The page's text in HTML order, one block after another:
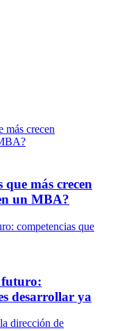
más crecen
un MBA?
futuro:
desarrollar ya